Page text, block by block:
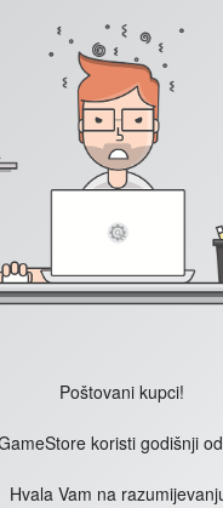
Poštovani kupci!
koristi godišnji
Hvala Vam na